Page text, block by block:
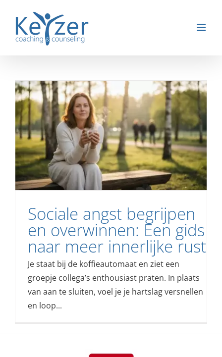
naar
inhoud
Sociale angst begrijpen
en overwinnen: Een gids
naar meer innerlijke rust
Je staat bij de koffieautomaat en ziet een
groepje collega’s enthousiast praten. In plaats
van aan te sluiten, voel je je hartslag versnellen
en loop...